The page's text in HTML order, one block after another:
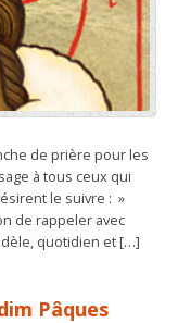
de prière pour les
à tous ceux qui
le suivre : »
de rappeler avec
quotidien et […]
Pâques